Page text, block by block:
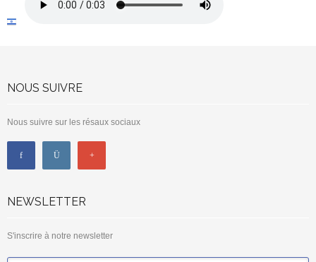
NOUS SUIVRE
Nous suivre sur les résaux sociaux
NEWSLETTER
S'inscrire à notre newsletter